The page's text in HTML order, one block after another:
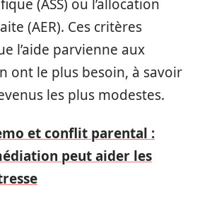
(ASS) ou l’allocation
(AER). Ces critères
l’aide parvienne aux
ont le plus besoin, à savoir
les plus modestes.
et conflit parental :
peut aider les